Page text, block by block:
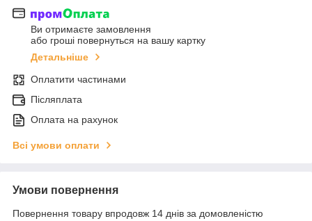
Ви отримаєте замовлення
або гроші повернуться на вашу картку
Детальніше
Оплатити частинами
Післяплата
Оплата на рахунок
Всі умови оплати
Умови повернення
Повернення товару впродовж 14 днів за домовленістю